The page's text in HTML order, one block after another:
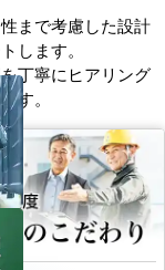
まで考慮した設計
します。
丁寧にヒアリング
す。